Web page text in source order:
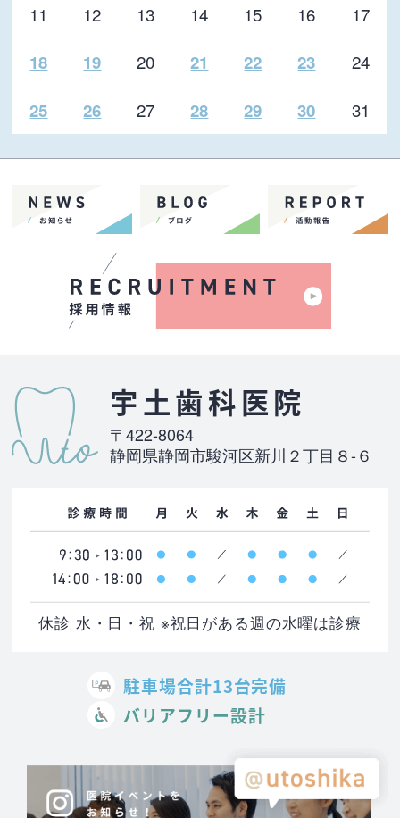
11
12 13 14 15 16
17
18
19 20 21 22 23 24
25 26 27 28 29 30 31
宇土歯科医院
〒422-8064
静岡県静岡市駿河区新川２丁目８-６
休診 水・日・祝 ※祝日がある週の水曜は診療
駐車場合計13台完備
バリアフリー設計